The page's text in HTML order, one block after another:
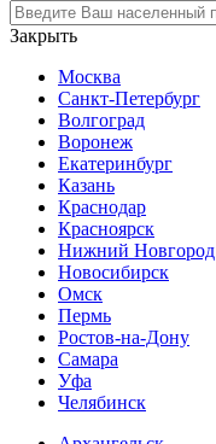
Закрыть
Москва
Санкт-Петербург
Волгоград
Воронеж
Екатеринбург
Казань
Краснодар
Красноярск
Нижний Новгород
Новосибирск
Омск
Пермь
Ростов-на-Дону
Самара
Уфа
Челябинск